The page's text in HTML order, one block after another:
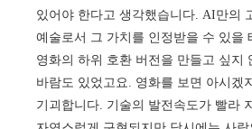
있어야 한다고 생각했습니다. AI만의
예술로서 그 가치를 인정받을 수 있을
영화의 하위 호환 버전을 만들고 싶지
바람도 있었고요. 영화를 보면 아시겠
기괴합니다. 기술의 발전속도가 빨라